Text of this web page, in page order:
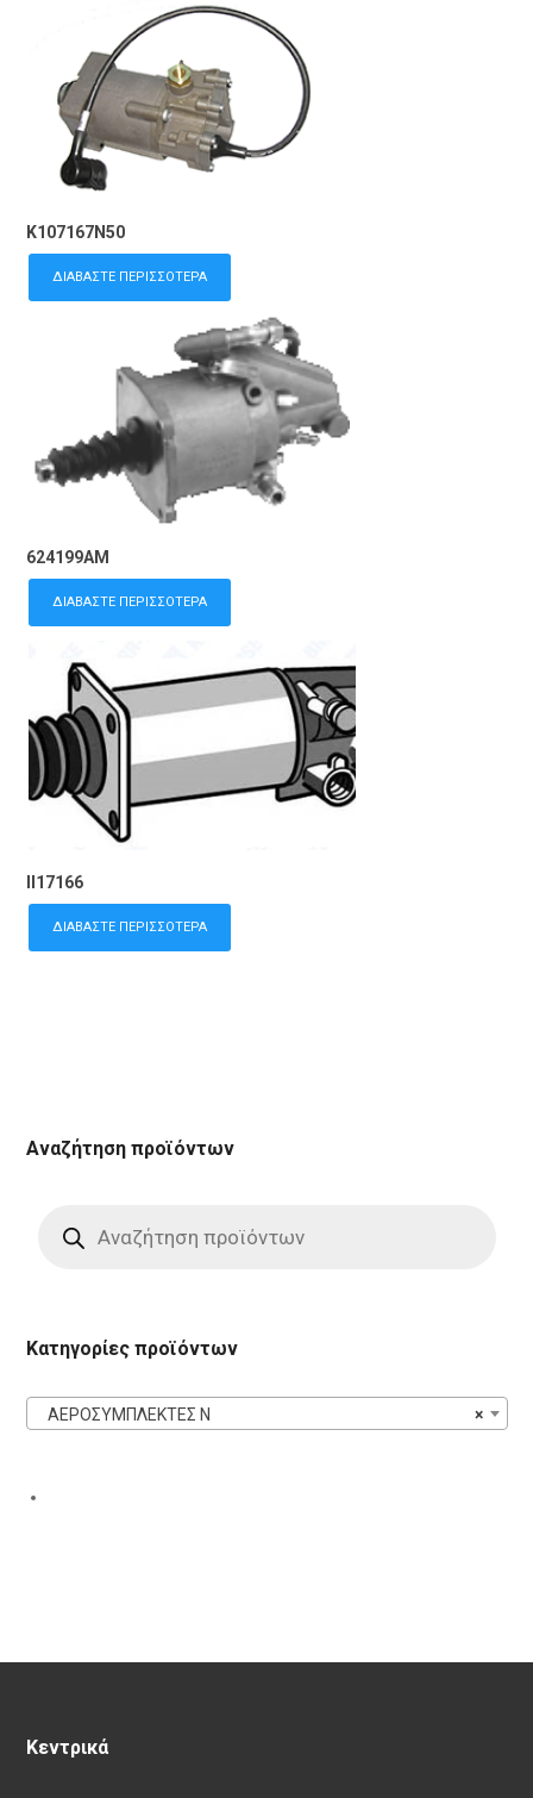
K107167N50
ΔΙΑΒΆΣΤΕ ΠΕΡΙΣΣΌΤΕΡΑ
624199AM
ΔΙΑΒΆΣΤΕ ΠΕΡΙΣΣΌΤΕΡΑ
II17166
ΔΙΑΒΆΣΤΕ ΠΕΡΙΣΣΌΤΕΡΑ
Αναζήτηση προϊόντων
search
Κατηγορίες προϊόντων
×
ΑΕΡΟΣΥΜΠΛΕΚΤΕΣ N
Κεντρικά